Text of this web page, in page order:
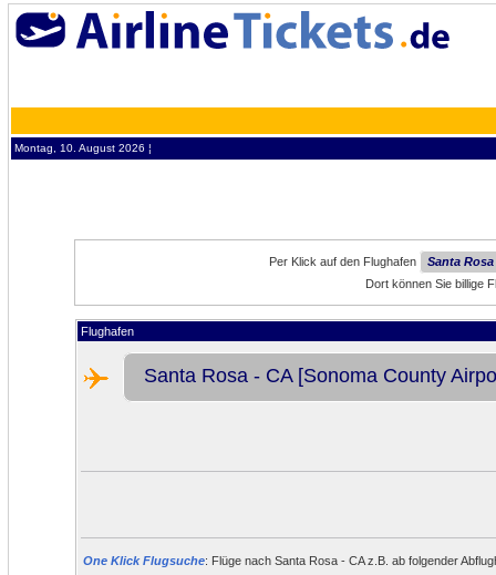
Montag, 10. August 2026 ¦
Per Klick auf den Flughafen
Santa
Dort können Sie billige
Flughafen
Santa Rosa - CA [Sonoma County
One Klick Flugsuche: Flüge nach Santa Rosa - CA z.B. ab folgender